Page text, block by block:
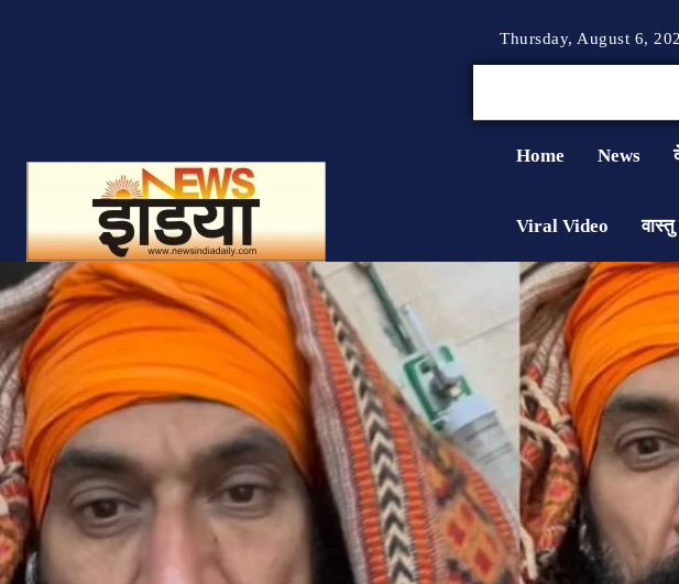
Thursday, August 6,
Home News
Viral Video